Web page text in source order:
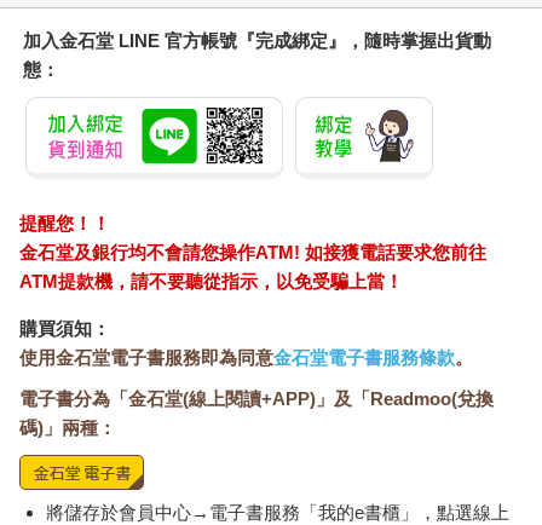
陰氣會由下往上升，陽氣會由上往下降；陰氣喜好體內陰冷的地
方，而陽氣則喜好體內溫暖的地方。因此，若足部冰冷，就代表
陰氣未從冰冷的足部往上升、陽氣未從溫暖的上半身往下降――
簡單來說，就是血液循環不良。血與氣擁有相同的循環性質，因
此若氣的循環不好，血的循環自然也不好。
像身體這樣的溫差，就是「寒氣入侵」的症狀。當身體裡有寒
氣，血管就會收縮，造成血流不通、血液循環不良。當動脈無法
同時，也無法運走細胞內所產生的老廢物質及疲勞物質（如乳
酸）。當細胞機能出現問題並變得遲緩，就會影響內臟的功能，
造成免疫力降低，進而產生潰瘍及腫瘤。這麼一來，就算使用血
管擴張劑也效果不彰，只有排寒療法才能幫助改善。
「寒氣入侵」和「寒性體質」的不同
是眾多疾病的根源。當我從公立醫院離職、在自家開設診所後，
我就將治療改成以中醫為主的方式。慢慢地，我開始對中醫「外
感六淫」裡的「寒邪」（寒氣）產生興趣。中醫著名經典《傷寒
論》中，也針對寒邪造成的病症及相關療法，做了詳細又有系統
的解說。無論是寒、暑、濕或燥都會對身體造成不好的影響，依
加入金石堂 LINE 官方帳號『完成綁定』，隨時掌握出貨動
態：
提醒您！！
金石堂及銀行均不會請您操作ATM! 如接獲電話要求您前往
ATM提款機，請不要聽從指示，以免受騙上當！
購買須知：
使用金石堂電子書服務即為同意金石堂電子書服務條款。
電子書分為「金石堂(線上閱讀+APP)」及「Readmoo(兌換
碼)」兩種：
將儲存於會員中心→電子書服務「我的e書櫃」，點選線上